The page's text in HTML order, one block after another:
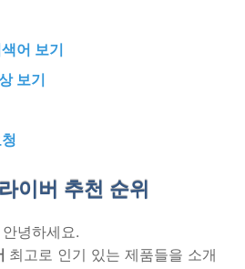
어 보기
보기
이버 추천 순위
안녕하세요.
최고로 인기 있는 제품들을 소개